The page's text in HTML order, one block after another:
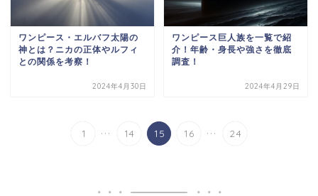
ワンピース・エルバフ太陽の
神とは？ニカの正体やルフィ
との関係を考察！
2024年4月30日
ワンピース巨人族を一覧で紹
介！年齢・身長や強さを徹底
調査！
2024年4月29日
1 ... 14 15 16 ... 24